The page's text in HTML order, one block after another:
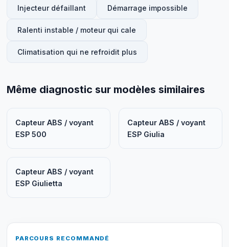
Injecteur défaillant Démarrage impossible
Ralenti instable / moteur qui cale
Climatisation qui ne refroidit plus
Même diagnostic sur modèles similaires
Capteur ABS / voyant
ESP 500
Capteur ABS / voyant
ESP Giulia
Capteur ABS / voyant
ESP Giulietta
PARCOURS RECOMMANDÉ